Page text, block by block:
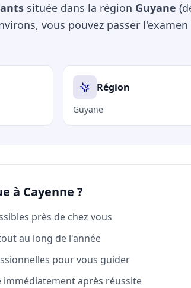
située dans la région Guyane
vous pouvez passer
Région
Guyane
à Cayenne ?
près de chez vous
au long de l'année
pour vous guider
immédiatement après réussite